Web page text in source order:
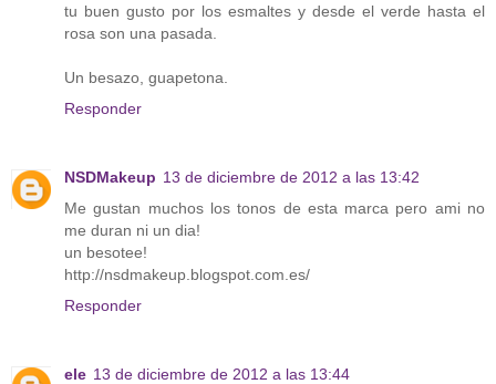
tu buen gusto por los esmaltes y desde el verde hasta el
rosa son una pasada.
Un besazo, guapetona.
Responder
NSDMakeup 13 de diciembre de 2012 a las 13:42
Me gustan muchos los tonos de esta marca pero ami no
me duran ni un dia!
un besotee!
http://nsdmakeup.blogspot.com.es/
Responder
ele 13 de diciembre de 2012 a las 13:44